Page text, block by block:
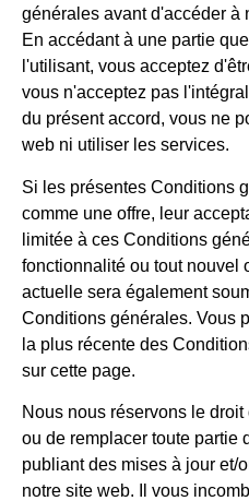
générales avant d'accéder à
En accédant à une partie
l'utilisant, vous acceptez
vous n'acceptez pas
du présent accord, vous ne
web ni utiliser les services.
Si les présentes Conditions
comme une offre, leur
limitée à ces Conditions
fonctionnalité ou tout nouvel
actuelle sera également
Conditions générales. Vous
la plus récente des
sur cette page.
Nous nous réservons le
ou de remplacer toute partie
publiant des mises à jour et/
notre site web. Il vous